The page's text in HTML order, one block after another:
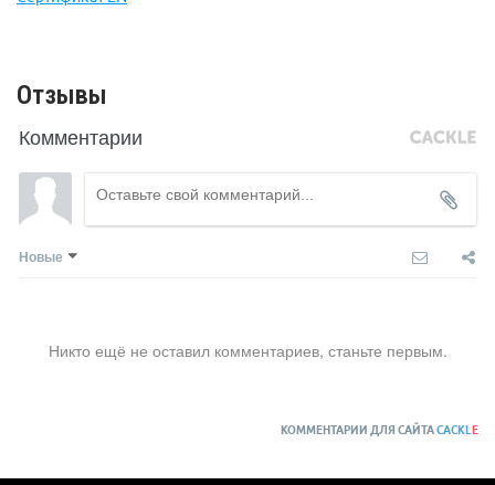
Отзывы
Комментарии
Новые
Никто ещё не оставил комментариев, станьте первым.
КОММЕНТАРИИ ДЛЯ САЙТАCACKL E